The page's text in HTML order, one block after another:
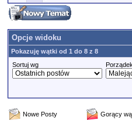
Opcje widoku
Pokazuję wątki od 1 do 8 z 8
Sortuj wg
Nowe Posty
Gorący